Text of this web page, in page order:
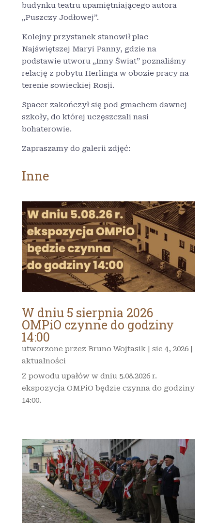
budynku teatru upamiętniającego autora
„Puszczy Jodłowej”.
Kolejny przystanek stanowił plac
Najświętszej Maryi Panny, gdzie na
podstawie utworu „Inny Świat” poznaliśmy
relację z pobytu Herlinga w obozie pracy na
terenie sowieckiej Rosji.
Spacer zakończył się pod gmachem dawnej
szkoły, do której uczęszczali nasi
bohaterowie.
Zapraszamy do galerii zdjęć:
Inne
W dniu 5 sierpnia 2026
OMPiO czynne do godziny
14:00
utworzone przez Bruno Wojtasik| sie 4, 2026|
aktualności
Z powodu upałów w dniu 5.08.2026 r.
ekspozycja OMPiO będzie czynna do godziny
14:00.